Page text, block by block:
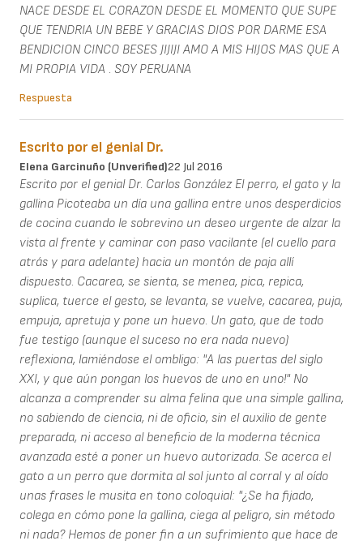
NACE DESDE EL CORAZON DESDE EL MOMENTO QUE SUPE
QUE TENDRIA UN BEBE Y GRACIAS DIOS POR DARME ESA
BENDICION CINCO BESES JIJIJI AMO A MIS HIJOS MAS QUE A
MI PROPIA VIDA . SOY PERUANA
Respuesta
Escrito por el genial Dr.
Elena Garcinuño (unverified)22 Jul 2016
Escrito por el genial Dr. Carlos González El perro, el gato y la
gallina Picoteaba un día una gallina entre unos desperdicios
de cocina cuando le sobrevino un deseo urgente de alzar la
vista al frente y caminar con paso vacilante (el cuello para
atrás y para adelante) hacia un montón de paja allí
dispuesto. Cacarea, se sienta, se menea, pica, repica,
suplica, tuerce el gesto, se levanta, se vuelve, cacarea, puja,
empuja, apretuja y pone un huevo. Un gato, que de todo
fue testigo (aunque el suceso no era nada nuevo)
reflexiona, lamiéndose el ombligo: "A las puertas del siglo
XXI, y que aún pongan los huevos de uno en uno!" No
alcanza a comprender su alma felina que una simple gallina,
no sabiendo de ciencia, ni de oficio, sin el auxilio de gente
preparada, ni acceso al beneficio de la moderna técnica
avanzada esté a poner un huevo autorizada. Se acerca el
gato a un perro que dormita al sol junto al corral y al oído
unas frases le musita en tono coloquial: "¿Se ha fijado,
colega en cómo pone la gallina, ciega al peligro, sin método
ni nada? Hemos de poner fin a un sufrimiento que hace de